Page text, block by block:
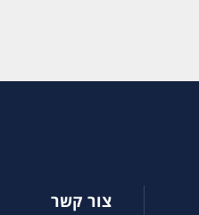
צור קשר